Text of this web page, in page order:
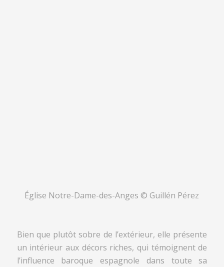
Église Notre-Dame-des-Anges © Guillén Pérez
Bien que plutôt sobre de l’extérieur, elle présente
un intérieur aux décors riches, qui témoignent de
l’influence baroque espagnole dans toute sa